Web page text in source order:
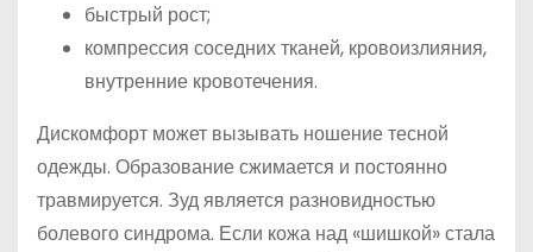
быстрый рост;
компрессия соседних тканей, кровоизлияния,
внутренние кровотечения.
Дискомфорт может вызывать ношение тесной
одежды. Образование сжимается и постоянно
травмируется. Зуд является разновидностью
болевого синдрома. Если кожа над «шишкой» стала